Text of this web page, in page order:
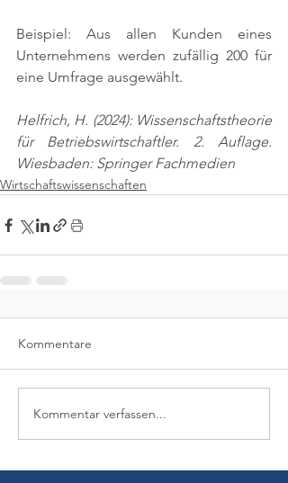
Beispiel: Aus allen Kunden eines
Unternehmens werden zufällig 200 für
eine Umfrage ausgewählt.
Helfrich, H. (2024): Wissenschaftstheorie
für Betriebswirtschaftler. 2. Auflage.
Wiesbaden: Springer Fachmedien
Wirtschaftswissenschaften
Kommentare
Kommentar verfassen...